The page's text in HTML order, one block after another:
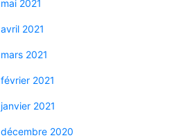
mai 2021
avril 2021
mars 2021
février 2021
janvier 2021
décembre 2020